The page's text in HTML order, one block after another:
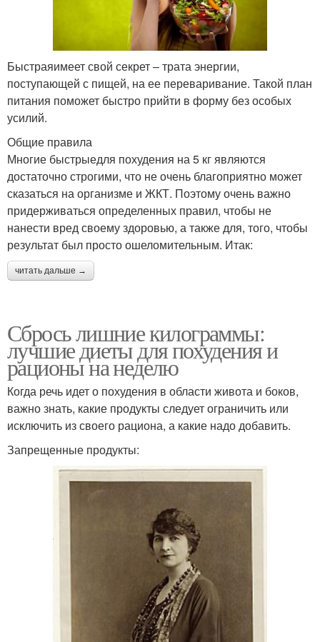
Быстраяимеет свой секрет – трата энергии,
поступающей с пищей, на ее переваривание. Такой план
питания поможет быстро прийти в форму без особых
усилий.
Общие правила
Многие быстрыедля похудения на 5 кг являются
достаточно строгими, что не очень благоприятно может
сказаться на организме и ЖКТ. Поэтому очень важно
придерживаться определенных правил, чтобы не
нанести вред своему здоровью, а также для, того, чтобы
результат был просто ошеломительным. Итак:
читать дальше →
Сбрось лишние килограммы:
лучшие диеты для похудения и
рационы на неделю
Когда речь идет о похудения в области живота и боков,
важно знать, какие продукты следует ограничить или
исключить из своего рациона, а какие надо добавить.
Запрещенные продукты: